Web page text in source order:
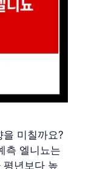
미칠까요?
측 엘니뇨는
년보다 높